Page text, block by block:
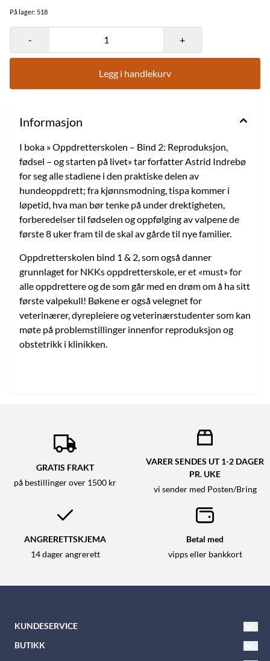
På lager: 518
- +
Legg i handlekurv
Informasjon
I boka » Oppdretterskolen – Bind 2: Reproduksjon,
fødsel – og starten på livet» tar forfatter Astrid Indrebø
for seg alle stadiene i den praktiske delen av
hundeoppdrett; fra kjønnsmodning, tispa kommer i
løpetid, hva man bør tenke på under drektigheten,
forberedelser til fødselen og oppfølging av valpene de
første 8 uker fram til de skal av gårde til nye familier.
Oppdretterskolen bind 1 & 2, som også danner
grunnlaget for NKKs oppdretterskole, er et «must» for
alle oppdrettere og de som går med en drøm om å ha sitt
første valpekull! Bøkene er også velegnet for
veterinærer, dyrepleiere og veterinærstudenter som kan
møte på problemstillinger innenfor reproduksjon og
obstetrikk i klinikken.
GRATIS FRAKT
på bestillinger over 1500 kr
VARER SENDES UT 1-2 DAGER
PR. UKE
vi sender med Posten/Bring
ANGRERETTSKJEMA
14 dager angrerett
Betal med
vipps eller bankkort
KUNDESERVICE
Tlf: 21 600 900
BUTIKK